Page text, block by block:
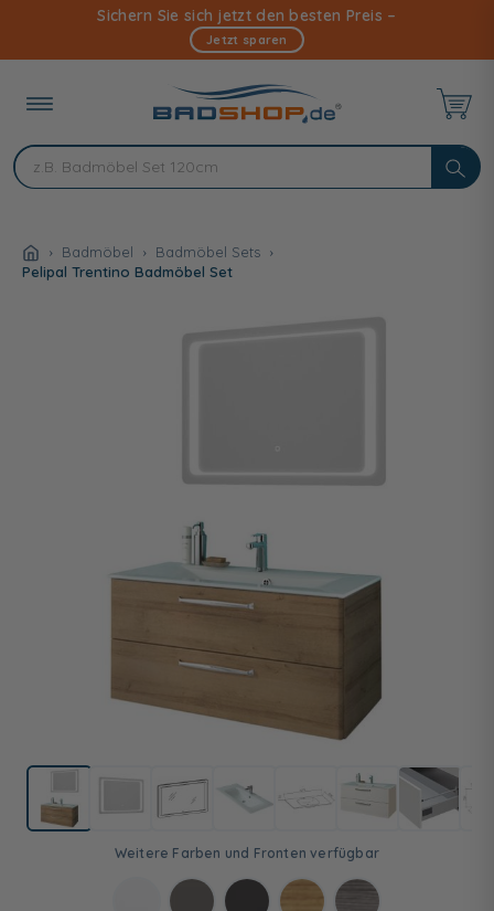
Inhalt
Sichern Sie sich jetzt den besten Preis –
Jetzt sparen
Badmöbel
Badmöbel Sets
Pelipal Trentino Badmöbel Set